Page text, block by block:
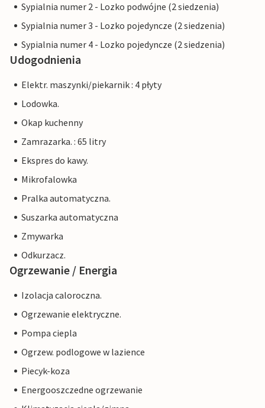
Sypialnia numer 2 - Lozko podwójne (2 siedzenia)
Sypialnia numer 3 - Lozko pojedyncze (2 siedzenia)
Sypialnia numer 4 - Lozko pojedyncze (2 siedzenia)
Udogodnienia
Elektr. maszynki/piekarnik : 4 płyty
Lodowka.
Okap kuchenny
Zamrazarka. : 65 litry
Ekspres do kawy.
Mikrofalowka
Pralka automatyczna.
Suszarka automatyczna
Zmywarka
Odkurzacz.
Ogrzewanie / Energia
Izolacja caloroczna.
Ogrzewanie elektryczne.
Pompa ciepla
Ogrzew. podlogowe w lazience
Piecyk-koza
Energooszczedne ogrzewanie